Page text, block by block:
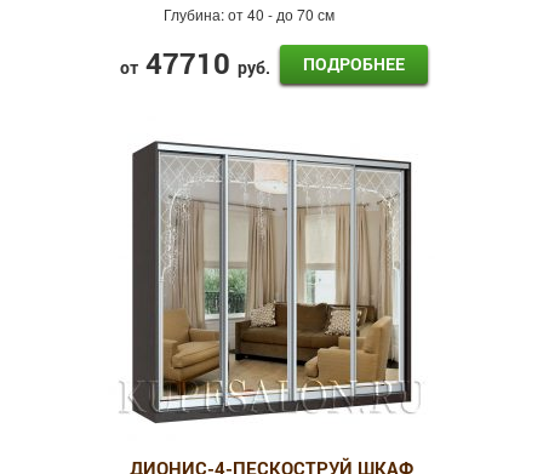
Глубина:от 40 - до 70 см
от 47710 руб. ПОДРОБНЕЕ
ДИОНИС-4-ПЕСКОСТРУЙ ШКАФ